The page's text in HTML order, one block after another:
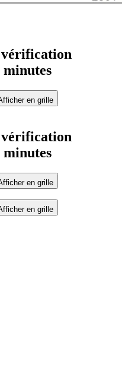
vérification
minutes
en grille
vérification
minutes
en grille
en grille